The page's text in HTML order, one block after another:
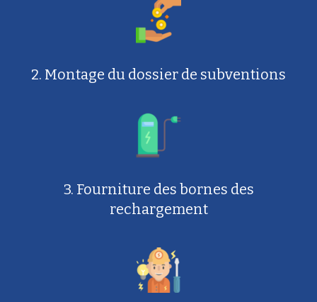
2. Montage du dossier de subventions
3. Fourniture des bornes des
rechargement